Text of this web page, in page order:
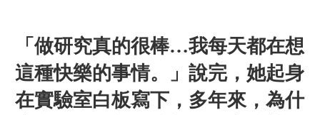
「做研究真的很棒…我每天都在想
這種快樂的事情。」說完，她起身
在實驗室白板寫下，多年來，為什